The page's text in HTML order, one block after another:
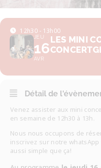
12h30 - 13h00
JEU
16
AVR
LES MINI
Détail de
Venez assister aux mini
en semaine de 12h30 à 13h.
Nous nous occupons de
inscrivez sur notre whatsApp
aussi simple que ça!